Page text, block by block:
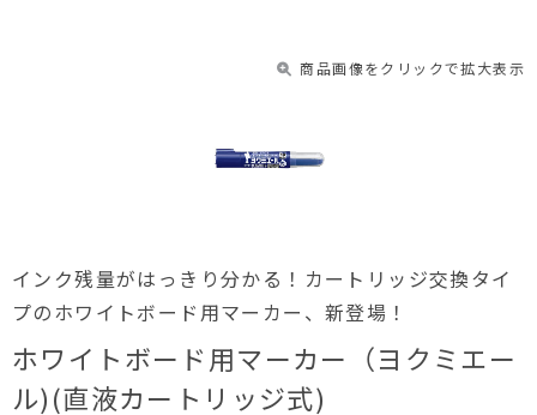
商品画像をクリックで拡大表示
インク残量がはっきり分かる！カートリッジ交換タイ
プのホワイトボード用マーカー、新登場！
ホワイトボード用マーカー（ヨクミエー
ル)(直液カートリッジ式)